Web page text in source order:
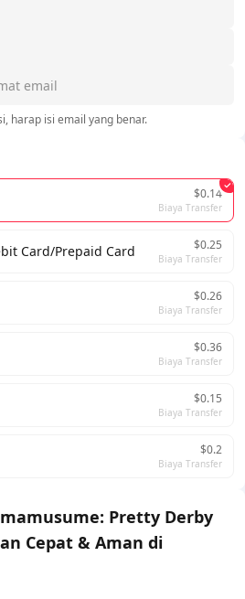
harap isi email yang benar.
$0.14
Biaya Transfer
Card/Prepaid Card $0.25
Biaya Transfer
$0.26
Biaya Transfer
$0.36
Biaya Transfer
$0.15
Biaya Transfer
$0.2
Biaya Transfer
Pretty Derby
Cepat & Aman di